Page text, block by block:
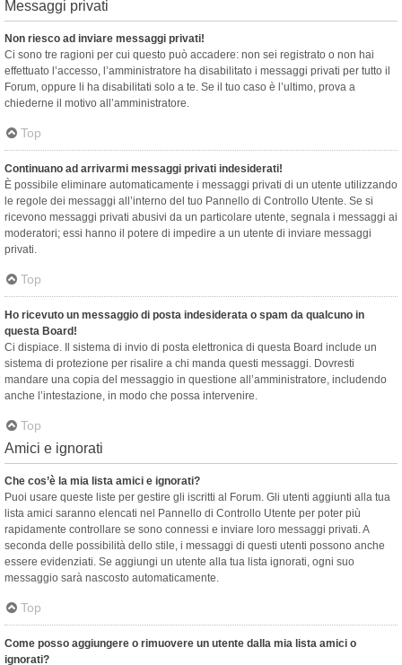
Messaggi privati
Non riesco ad inviare messaggi privati!
Ci sono tre ragioni per cui questo può accadere: non sei registrato o non hai
effettuato l’accesso, l’amministratore ha disabilitato i messaggi privati per tutto il
Forum, oppure li ha disabilitati solo a te. Se il tuo caso è l’ultimo, prova a
chiederne il motivo all’amministratore.
Top
Continuano ad arrivarmi messaggi privati indesiderati!
È possibile eliminare automaticamente i messaggi privati ​​di un utente utilizzando
le regole dei messaggi all’interno del tuo Pannello di Controllo Utente. Se si
ricevono messaggi privati ​​abusivi da un particolare utente, segnala i messaggi ai
moderatori; essi hanno il potere di impedire a un utente di inviare messaggi
privati​​.
Top
Ho ricevuto un messaggio di posta indesiderata o spam da qualcuno in
questa Board!
Ci dispiace. Il sistema di invio di posta elettronica di questa Board include un
sistema di protezione per risalire a chi manda questi messaggi. Dovresti
mandare una copia del messaggio in questione all’amministratore, includendo
anche l’intestazione, in modo che possa intervenire.
Top
Amici e ignorati
Che cos’è la mia lista amici e ignorati?
Puoi usare queste liste per gestire gli iscritti al Forum. Gli utenti aggiunti alla tua
lista amici saranno elencati nel Pannello di Controllo Utente per poter più
rapidamente controllare se sono connessi e inviare loro messaggi privati. A
seconda delle possibilità dello stile, i messaggi di questi utenti possono anche
essere evidenziati. Se aggiungi un utente alla tua lista ignorati, ogni suo
messaggio sarà nascosto automaticamente.
Top
Come posso aggiungere o rimuovere un utente dalla mia lista amici o
ignorati?